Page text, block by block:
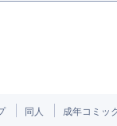
同人 成年コミッ